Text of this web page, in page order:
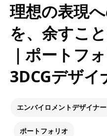
理想の表現
を、余すこ
｜ポートフ
3DCGデザイ
エンバイロメントデザイナー
ポートフォリオ